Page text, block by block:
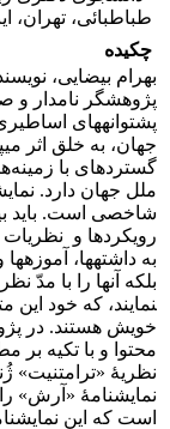
طباطبائی، تهران،
چکیده
بهرام بیضایی،
پژوهشگر نامدار و
پشتوانه­های
جهان، به خلق اثر
گسترده­ای با
ملل جهان دارد.
شاخصی است. باید
رویکردها و نظریات
به داشته­ها،
نمایند، که خود این
خویش هستند. در
محتوا و با تکیه بر
نظریۀ «ترامتنیت»
نمایشنامۀ «آرش»